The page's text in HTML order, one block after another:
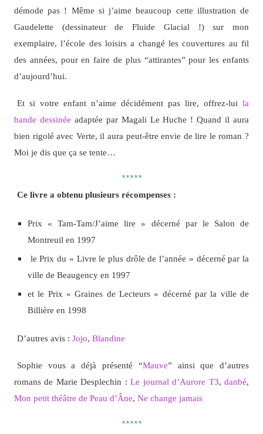
démode pas ! Même si j’aime beaucoup cette illustration de
Gaudelette (dessinateur de Fluide Glacial !) sur mon
exemplaire, l’école des loisirs a changé les couvertures au fil
des années, pour en faire de plus “attirantes” pour les enfants
d’aujourd’hui.
Et si votre enfant n’aime décidément pas lire, offrez-luila
bande dessinée adaptée par Magali Le Huche ! Quand il aura
bien rigolé avec Verte, il aura peut-être envie de lire le roman ?
Moi je dis que ça se tente…
*****
Ce livre a obtenu plusieurs récompenses :
Prix « Tam-Tam/J’aime lire » décerné par le Salon de
Montreuil en 1997
le Prix du « Livre le plus drôle de l’année » décerné par la
ville de Beaugency en 1997
et le Prix « Graines de Lecteurs » décerné par la ville de
Billière en 1998
D’autres avis : Jojo, Blandine
Sophie vous a déjà présenté “Mauve” ainsi que d’autres
romans de Marie Desplechin :Le journal d’Aurore T3,danbé,
Mon petit théâtre de Peau d’Âne, Ne change jamais
*****